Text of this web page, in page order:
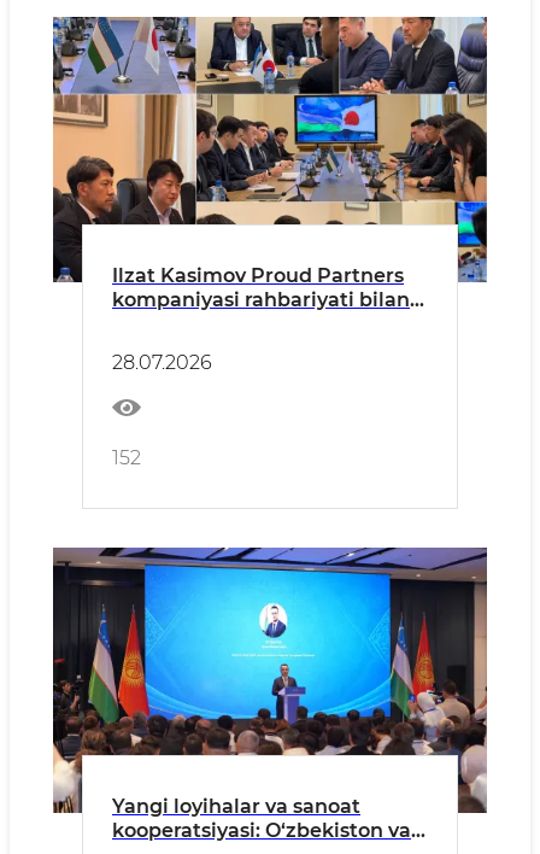
Ilzat Kasimov Proud Partners
kompaniyasi rahbariyati bilan
28.07.2026
152
Yangi loyihalar va sanoat
kooperatsiyasi: O‘zbekiston vа